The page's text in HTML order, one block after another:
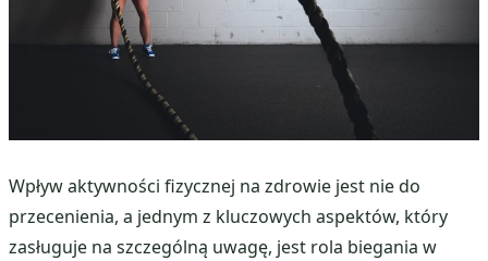
Wpływ aktywności fizycznej na zdrowie jest nie do
przecenienia, a jednym z kluczowych aspektów, który
zasługuje na szczególną uwagę, jest rola biegania w